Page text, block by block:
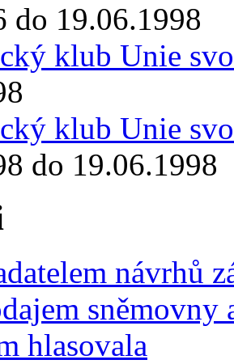
do 19.06.1998
klub Unie
klub Unie
do 19.06.1998
návrhů
hlasovala